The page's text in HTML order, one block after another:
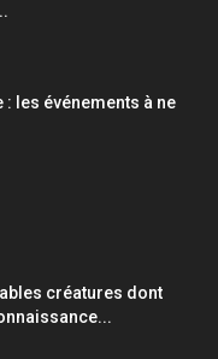
les événements à ne
créatures dont